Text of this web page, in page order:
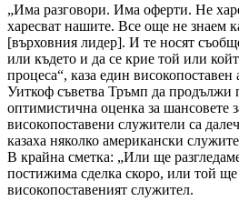
„Има разговори. Има оферти. Не
харесват нашите. Все още не знаем
[върховния лидер]. И те носят
или където и да се крие той или
процеса“, каза един
Уиткоф съветва Тръмп да продължи
оптимистична оценка за шансовете
високопоставени служители са
казаха няколко американски
В крайна сметка: „Или ще
постижима сделка скоро, или той ще
високопоставеният служител.